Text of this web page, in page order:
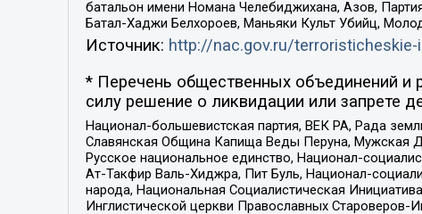
батальон имени Номана Челебиджихана, Азов,
Батал-Хаджи Белхороев, Маньяки Культ Убийц,
Источник: http://nac.gov.ru/
* Перечень общественных объединений и
силу решение о ликвидации или запрете
Национал-большевистская партия, ВЕК РА, Рада
Славянская Община Капища Веды Перуна, Мужская
Русское национальное единство, Национал-
Ат-Такфир Валь-Хиджра, Пит Буль, Национал-
народа, Национальная Социалистическая
Инглистической церкви Православных